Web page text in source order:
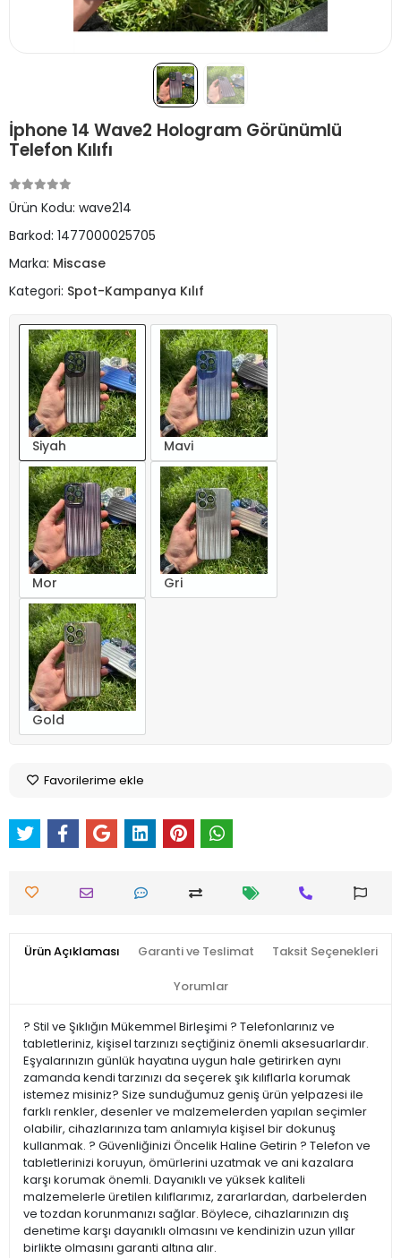
İphone 14 Wave2 Hologram Görünümlü
Telefon Kılıfı
Ürün Kodu: wave214
Barkod: 1477000025705
Marka: Miscase
Kategori: Spot-Kampanya Kılıf
Siyah Mavi
Mor Gri
Gold
Favorilerime ekle
Ürün Açıklaması Garanti ve Teslimat Taksit Seçenekleri
Yorumlar
? Stil ve Şıklığın Mükemmel Birleşimi ? Telefonlarınız ve
tabletleriniz, kişisel tarzınızı seçtiğiniz önemli aksesuarlardır.
Eşyalarınızın günlük hayatına uygun hale getirirken aynı
zamanda kendi tarzınızı da seçerek şık kılıflarla korumak
istemez misiniz? Size sunduğumuz geniş ürün yelpazesi ile
farklı renkler, desenler ve malzemelerden yapılan seçimler
olabilir, cihazlarınıza tam anlamıyla kişisel bir dokunuş
kullanmak. ?️ Güvenliğinizi Öncelik Haline Getirin ?️ Telefon ve
tabletlerinizi koruyun, ömürlerini uzatmak ve ani kazalara
karşı korumak önemli. Dayanıklı ve yüksek kaliteli
malzemelerle üretilen kılıflarımız, zararlardan, darbelerden
ve tozdan korunmanızı sağlar. Böylece, cihazlarınızın dış
denetime karşı dayanıklı olmasını ve kendinizin uzun yıllar
birlikte olmasını garanti altına alır.